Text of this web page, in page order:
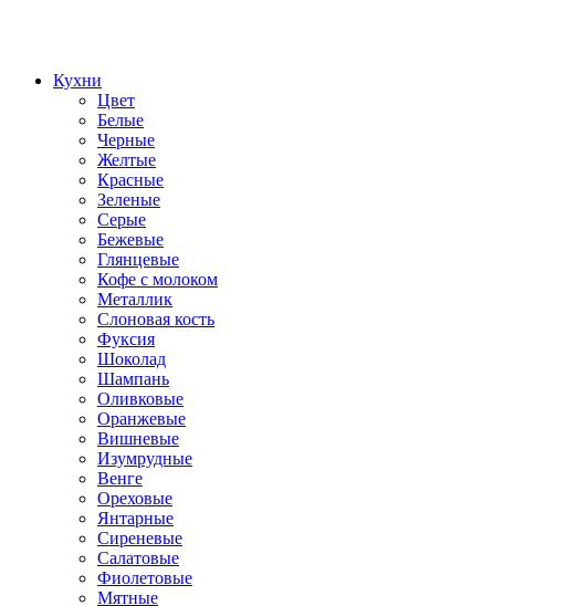
Кухни
Цвет
Белые
Черные
Желтые
Красные
Зеленые
Серые
Бежевые
Глянцевые
Кофе с молоком
Металлик
Слоновая кость
Фуксия
Шоколад
Шампань
Оливковые
Оранжевые
Вишневые
Изумрудные
Венге
Ореховые
Янтарные
Сиреневые
Салатовые
Фиолетовые
Мятные